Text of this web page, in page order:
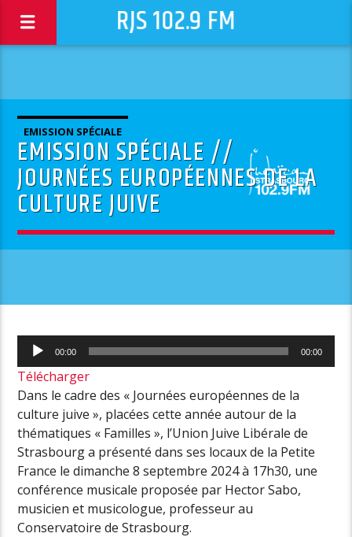
RJS 102.9 FM
EMISSION SPÉCIALE
EMISSION SPÉCIALE //
JOURNÉES EUROPÉENNES DE LA
CULTURE JUIVE
Lecteur
audio
00:00 00:00
Télécharger
Dans le cadre des « Journées européennes de la
culture juive », placées cette année autour de la
thématiques « Familles », l’Union Juive Libérale de
Strasbourg a présenté dans ses locaux de la Petite
France le dimanche 8 septembre 2024 à 17h30, une
conférence musicale proposée par Hector Sabo,
musicien et musicologue, professeur au
Conservatoire de Strasbourg.